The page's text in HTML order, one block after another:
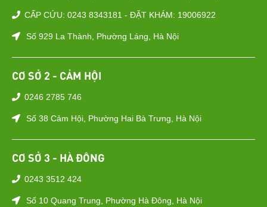
CẤP CỨU: 0243 8343181 - ĐẶT KHÁM: 19006922
Số 929 La Thành, Phường Láng, Hà Nội
CƠ SỞ 2 - CẢM HỘI
0246 2785 746
Số 38 Cảm Hội, Phường Hai Bà Trưng, Hà Nội
CƠ SỞ 3 - HÀ ĐÔNG
0243 3512 424
Số 10 Quang Trung, Phường Hà Đông, Hà Nội